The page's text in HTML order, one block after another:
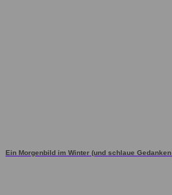
Ein Morgenbild im Winter (und schlaue Gedanken